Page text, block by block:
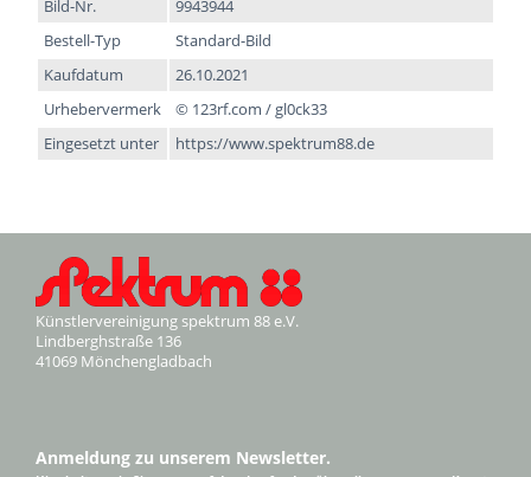
Bild-Nr.
9943944
Bestell-Typ
Standard-Bild
Kaufdatum
26.10.2021
Urhebervermerk
© 123rf.com / gl0ck33
Eingesetzt unter
https://www.spektrum88.de
Künstlervereinigung spektrum 88 e.V.
Lindberghstraße 136
41069 Mönchengladbach
Anmeldung zu unserem Newsletter.